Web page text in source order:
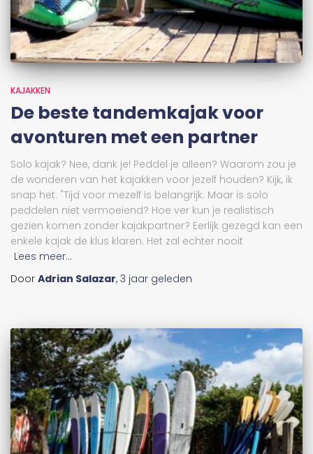
KAJAKKEN
De beste tandemkajak voor
avonturen met een partner
Solo kajak? Nee, dank je! Peddel je alleen? Waarom zou je
de wonderen van het kajakken voor jezelf houden? Kijk, ik
snap het. "Tijd voor mezelf is belangrijk. Maar is solo
peddelen niet vermoeiend? Hoe ver kun je realistisch
gezien komen zonder kajakpartner? Eerlijk gezegd kan een
enkele kajak de klus klaren. Het zal echter nooit
Lees meer...
Door Adrian Salazar, 3 jaar geleden